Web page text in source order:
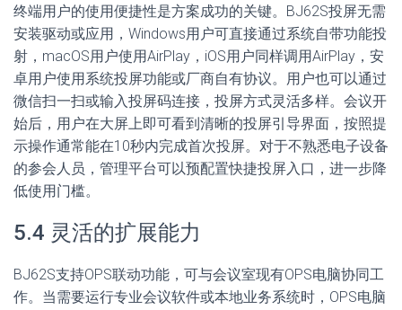
终端用户的使用便捷性是方案成功的关键。BJ62S投屏无需
安装驱动或应用，Windows用户可直接通过系统自带功能投
射，macOS用户使用AirPlay，iOS用户同样调用AirPlay，安
卓用户使用系统投屏功能或厂商自有协议。用户也可以通过
微信扫一扫或输入投屏码连接，投屏方式灵活多样。会议开
始后，用户在大屏上即可看到清晰的投屏引导界面，按照提
示操作通常能在10秒内完成首次投屏。对于不熟悉电子设备
的参会人员，管理平台可以预配置快捷投屏入口，进一步降
低使用门槛。
5.4 灵活的扩展能力
BJ62S支持OPS联动功能，可与会议室现有OPS电脑协同工
作。当需要运行专业会议软件或本地业务系统时，OPS电脑